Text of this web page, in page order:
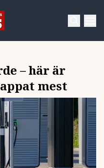
– här är
mest